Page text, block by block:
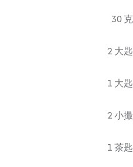
30 克
2 大匙
1 大匙
2 小撮
1 茶匙